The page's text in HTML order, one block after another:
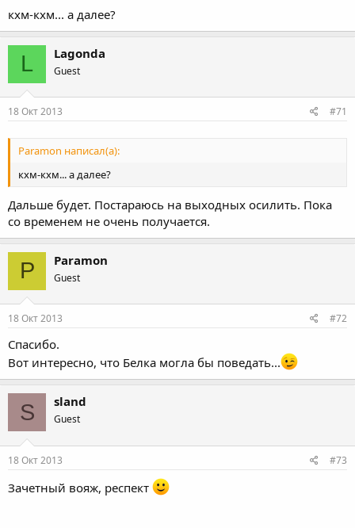
кхм-кхм... а далее?
L Lagonda
Guest
18 Окт 2013 #71
Paramon написал(а):
кхм-кхм... а далее?
Дальше будет. Постараюсь на выходных осилить. Пока
со временем не очень получается.
P Paramon
Guest
18 Окт 2013 #72
Спасибо.
Вот интересно, что Белка могла бы поведать...
S sland
Guest
18 Окт 2013 #73
Зачетный вояж, респект